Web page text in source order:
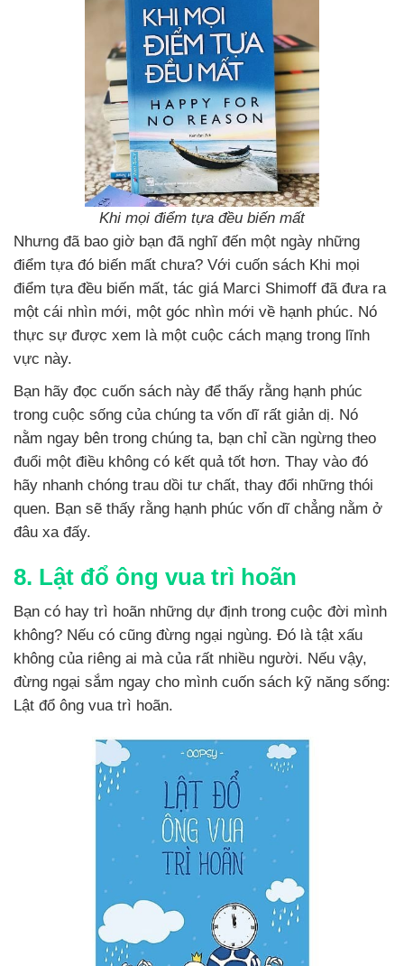
Khi mọi điểm tựa đều biến mất
Nhưng đã bao giờ bạn đã nghĩ đến một ngày những
điểm tựa đó biến mất chưa? Với cuốn sách Khi mọi
điểm tựa đều biến mất, tác giá Marci Shimoff đã đưa ra
một cái nhìn mới, một góc nhìn mới về hạnh phúc. Nó
thực sự được xem là một cuộc cách mạng trong lĩnh
vực này.
Bạn hãy đọc cuốn sách này để thấy rằng hạnh phúc
trong cuộc sống của chúng ta vốn dĩ rất giản dị. Nó
nằm ngay bên trong chúng ta, bạn chỉ cần ngừng theo
đuổi một điều không có kết quả tốt hơn. Thay vào đó
hãy nhanh chóng trau dồi tư chất, thay đổi những thói
quen. Bạn sẽ thấy rằng hạnh phúc vốn dĩ chẳng nằm ở
đâu xa đấy.
8. Lật đổ ông vua trì hoãn
Bạn có hay trì hoãn những dự định trong cuộc đời mình
không? Nếu có cũng đừng ngại ngùng. Đó là tật xấu
không của riêng ai mà của rất nhiều người. Nếu vậy,
đừng ngại sắm ngay cho mình cuốn sách kỹ năng sống:
Lật đổ ông vua trì hoãn.